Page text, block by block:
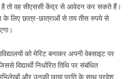
है तो वह सीएससी केंद्र से आवेदन कर सकते हैं।
लिए छात्र-छात्राओं से तय तीस रुपये से
को मेरिट बनाकर अपनी वेबसाइट पर
विद्यार्थी निर्धारित तिथि पर संबंधित
और उनकी छाया प्रति के साथ प्रवेश